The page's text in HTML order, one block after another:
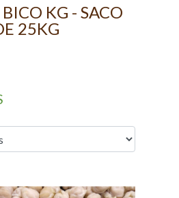
KG - SACO
25KG